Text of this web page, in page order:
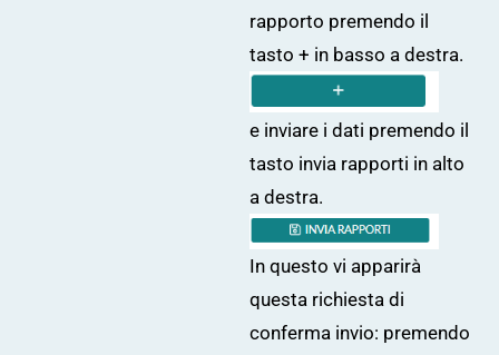
rapporto premendo il
tasto + in basso a destra.
e inviare i dati premendo il
tasto invia rapporti in alto
a destra.
In questo vi apparirà
questa richiesta di
conferma invio: premendo